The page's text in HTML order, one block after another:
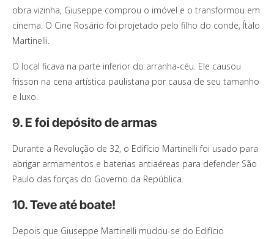
obra vizinha, Giuseppe comprou o imóvel e o transformou em
cinema. O Cine Rosário foi projetado pelo filho do conde, Ítalo
Martinelli.
O local ficava na parte inferior do arranha-céu. Ele causou
frisson na cena artística paulistana por causa de seu tamanho
e luxo.
9. E foi depósito de armas
Durante a Revolução de 32, o Edifício Martinelli foi usado para
abrigar armamentos e baterias antiaéreas para defender São
Paulo das forças do Governo da República.
10. Teve até boate!
Depois que Giuseppe Martinelli mudou-se do Edifício